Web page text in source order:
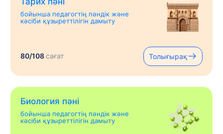
бойынша педагогтің пәндік және
кәсіби құзыреттілігін дамыту
80/108сағат Толығырақ
Биология пәні
бойынша педагогтің пәндік және
кәсіби құзыреттілігін дамыту